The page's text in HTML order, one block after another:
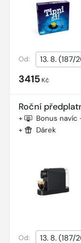
Od:
3415 Kč
Roční
+ Bonus
+ Dárek
Od: